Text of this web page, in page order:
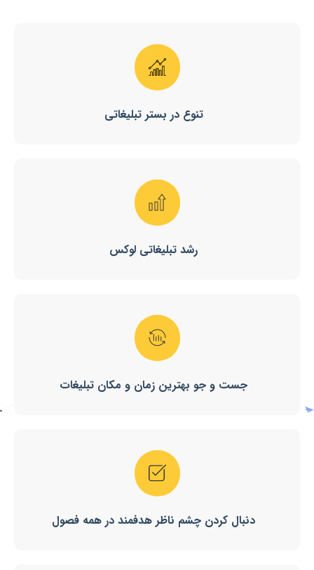
تنوع در بستر تبلیغاتی
رشد تبلیغاتی لوکس
جست و جو بهترین زمان و مکان تبلیغات
دنبال کردن چشم ناظر هدفمند در همه فصول